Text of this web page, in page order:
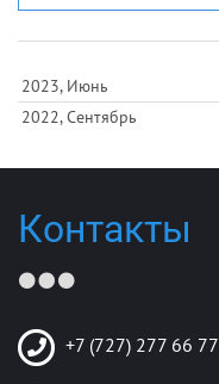
2023, Июнь
2022, Сентябрь
Контакты
+7 (727) 277 66 77